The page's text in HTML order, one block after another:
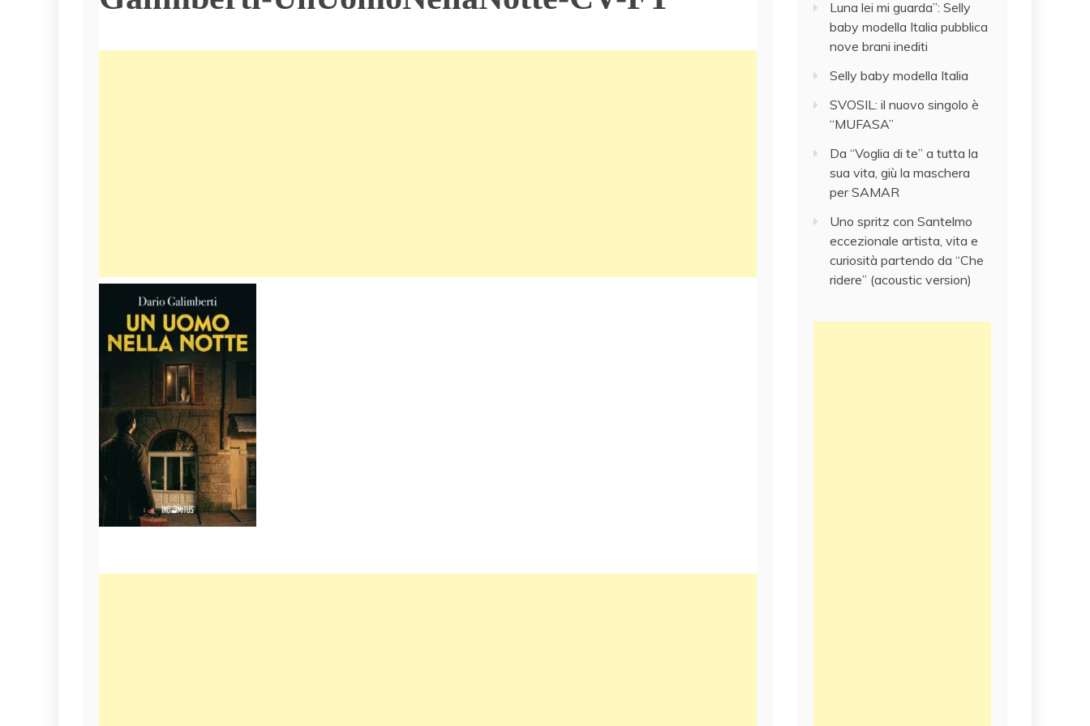
Luna lei mi guarda”: Selly
baby modella Italia pubblica
nove brani inediti
Selly baby modella Italia
SVOSIL: il nuovo singolo è
“MUFASA”
Da “Voglia di te” a tutta la
sua vita, giù la maschera
per SAMAR
Uno spritz con Santelmo
eccezionale artista, vita e
curiosità partendo da “Che
ridere” (acoustic version)